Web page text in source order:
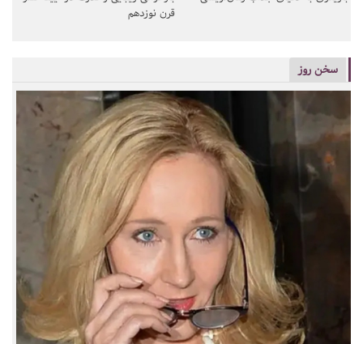
قرن نوزدهم
سخن روز